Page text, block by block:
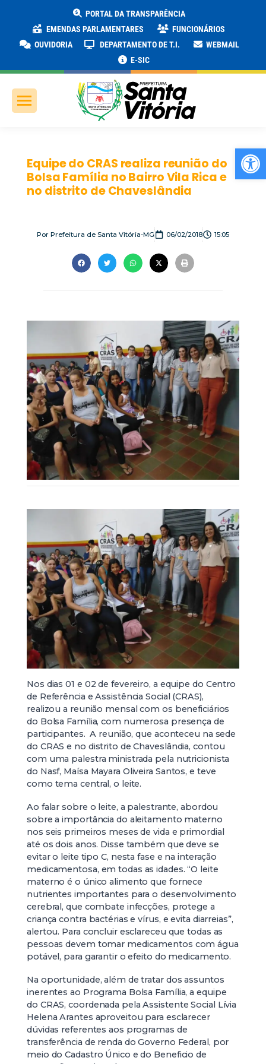
PORTAL DA TRANSPARÊNCIA
EMENDAS PARLAMENTARES
FUNCIONÁRIOS
OUVIDORIA
DEPARTAMENTO DE T.I.
WEBMAIL
E-SIC
Equipe do CRAS realiza reunião do
Bolsa Família no Bairro Vila Rica e
no distrito de Chaveslândia
Por Prefeitura de Santa Vitória-MG 06/02/2018 15:05
Nos dias 01 e 02 de fevereiro, a equipe do Centro
de Referência e Assistência Social (CRAS),
realizou a reunião mensal com os beneficiários
do Bolsa Família, com numerosa presença de
participantes. A reunião, que aconteceu na sede
do CRAS e no distrito de Chaveslândia, contou
com uma palestra ministrada pela nutricionista
do Nasf, Maísa Mayara Oliveira Santos, e teve
como tema central, o leite.
Ao falar sobre o leite, a palestrante, abordou
sobre a importância do aleitamento materno
nos seis primeiros meses de vida e primordial
até os dois anos. Disse também que deve se
evitar o leite tipo C, nesta fase e na interação
medicamentosa, em todas as idades. “O leite
materno é o único alimento que fornece
nutrientes importantes para o desenvolvimento
cerebral, que combate infecções, protege a
criança contra bactérias e vírus, e evita diarreias”,
alertou. Para concluir esclareceu que todas as
pessoas devem tomar medicamentos com água
potável, para garantir o efeito do medicamento.
Na oportunidade, além de tratar dos assuntos
inerentes ao Programa Bolsa Família, a equipe
do CRAS, coordenada pela Assistente Social Lívia
Helena Arantes aproveitou para esclarecer
dúvidas referentes aos programas de
transferência de renda do Governo Federal, por
meio do Cadastro Único e do Beneficio de